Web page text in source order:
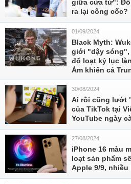
giữa cửa tử":
ra lại công cốc?
01/09/2024
Black Myth:
giới "dậy sóng",
đổ loạt kỷ lục
Ám khiến cả
30/08/2024
Ai rồi cũng lướt
của TikTok tại
YouTube ngày
27/08/2024
iPhone 16 màu
loạt sản phẩm
Apple 9/9,